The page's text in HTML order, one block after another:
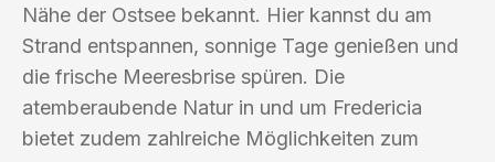
Nähe der Ostsee bekannt. Hier kannst du am
Strand entspannen, sonnige Tage genießen und
die frische Meeresbrise spüren. Die
atemberaubende Natur in und um Fredericia
bietet zudem zahlreiche Möglichkeiten zum